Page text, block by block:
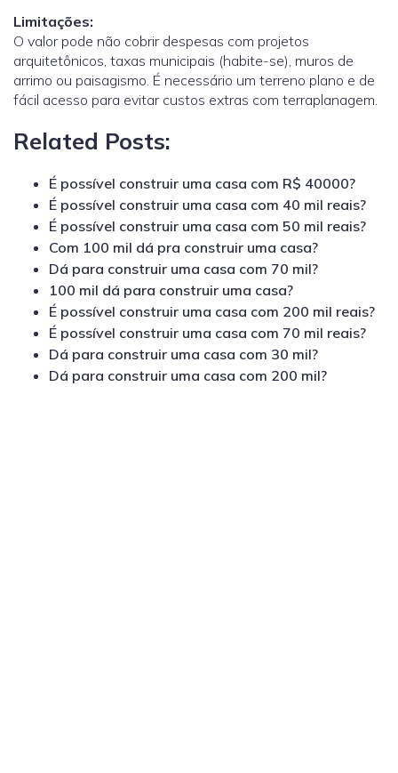
Limitações:
O valor pode não cobrir despesas com projetos
arquitetônicos, taxas municipais (habite-se), muros de
arrimo ou paisagismo. É necessário um terreno plano e de
fácil acesso para evitar custos extras com terraplanagem.
Related Posts:
É possível construir uma casa com R$ 40000?
É possível construir uma casa com 40 mil reais?
É possível construir uma casa com 50 mil reais?
Com 100 mil dá pra construir uma casa?
Dá para construir uma casa com 70 mil?
100 mil dá para construir uma casa?
É possível construir uma casa com 200 mil reais?
É possível construir uma casa com 70 mil reais?
Dá para construir uma casa com 30 mil?
Dá para construir uma casa com 200 mil?